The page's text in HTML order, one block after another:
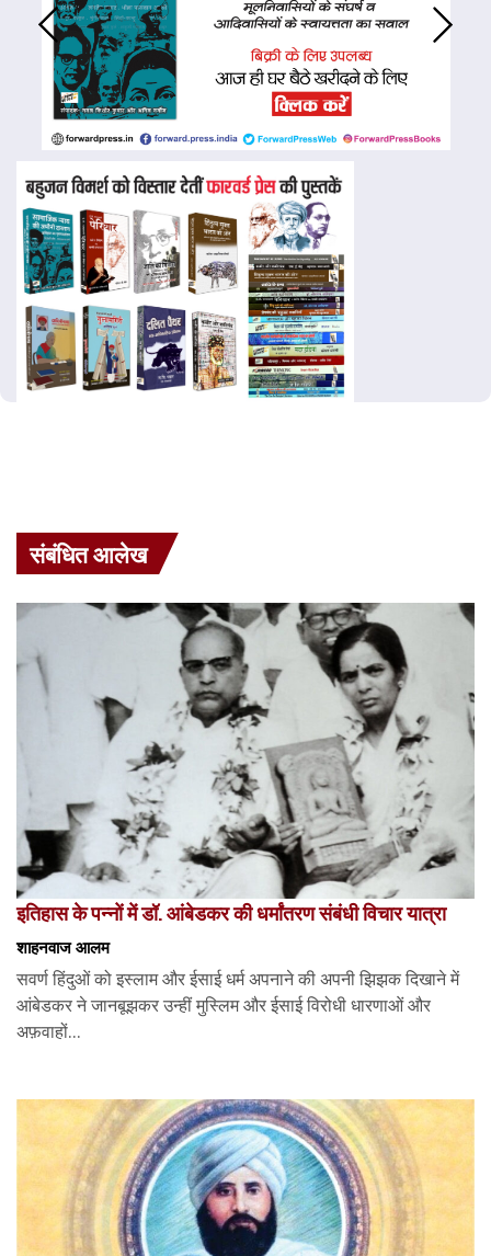
संबंधित आलेख
इतिहास के पन्नों में डॉ. आंबेडकर की धर्मांतरण संबंधी विचार यात्रा
शाहनवाज आलम
सवर्ण हिंदुओं को इस्लाम और ईसाई धर्म अपनाने की अपनी झिझक दिखाने में
आंबेडकर ने जानबूझकर उन्हीं मुस्लिम और ईसाई विरोधी धारणाओं और
अफ़वाहों...